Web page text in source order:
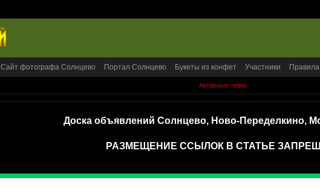
Сайт фотографа Солнцево Портал Солнцево Букеты из конфет Участники Правила
Активные темы
Доска объявлений Солнцево, Ново-Переделкино,
РАЗМЕЩЕНИЕ ССЫЛОК В СТАТЬЕ